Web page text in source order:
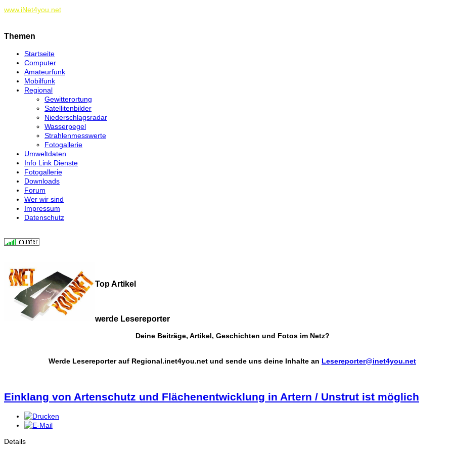
www.iNet4you.net
Themen
Startseite
Computer
Amateurfunk
Mobilfunk
Regional
Gewitterortung
Satellitenbilder
Niederschlagsradar
Wasserpegel
Strahlenmesswerte
Fotogallerie
Umweltdaten
Info Link Dienste
Fotogallerie
Downloads
Forum
Wer wir sind
Impressum
Datenschutz
Top Artikel
werde Lesereporter
Deine Beiträge, Artikel, Geschichten und Fotos im Netz?
Werde Lesereporter auf Regional.inet4you.net und sende uns deine Inhalte an Lesereporter@inet4you.net
Einklang von Artenschutz und Flächenentwicklung in Artern / Unstrut ist möglich
Details